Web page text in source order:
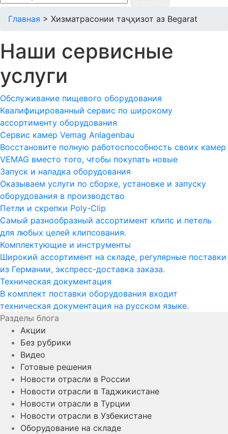
for:
Главная > Хизматрасонии таҷҳизот аз Begarat
Наши сервисные
услуги
Обслуживание пищевого оборудования
Квалифицированный сервис по широкому
ассортименту оборудования
Сервис камер Vemag Anlagenbau
Восстановите полную работоспособность своих камер
VEMAG вместо того, чтобы покупать новые
Запуск и наладка оборудования
Оказываем услуги по сборке, установке и запуску
оборудования в производство
Петли и скрепки Poly-Clip
Самый разнообразный ассортимент клипс и петель
для любых целей клипсования.
Комплектующие и инструменты
Широкий ассортимент на складе, регулярные поставки
из Германии, экспресс-доставка заказа.
Техническая документация
В комплект поставки оборудования входит
техническая документация на русском языке.
Разделы блога
Акции
Без рубрики
Видео
Готовые решения
Новости отрасли в России
Новости отрасли в Таджикистане
Новости отрасли в Турции
Новости отрасли в Узбекистане
Оборудование на складе